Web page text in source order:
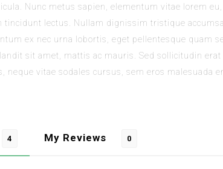
Nunc metus sapien, elementum vitae lorem
tincidunt lectus. Nullam dignissim tristique
ex nec urna lobortis, eget pellentesque quam
sit amet, mattis ac mauris. Sed sollicitudin
neque vitae sodales cursus, sem eros malesuada
4 My Reviews 0